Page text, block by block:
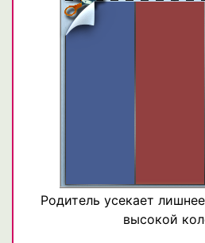
Родитель усекает
высокой